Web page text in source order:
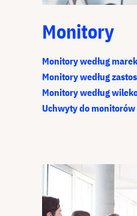
Monitory
Monitory według marek
Monitory według
Monitory według
Uchwyty do monitorów